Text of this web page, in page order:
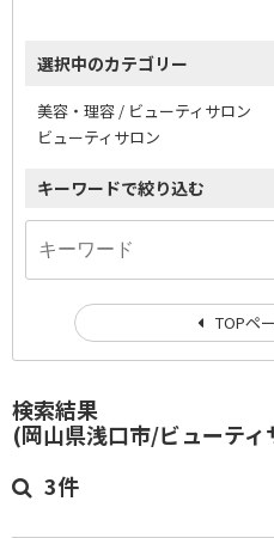
検索結果
(岡山県浅口市/ビューティ
3件
選択中のカテゴリー
美容・理容 / ビューティサロン
ビューティサロン
キーワードで絞り込む
TOPペ